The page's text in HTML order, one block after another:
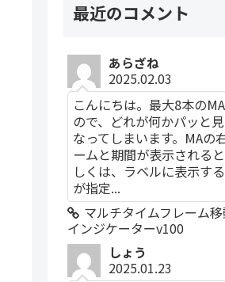
最近のコメント
あらざね
2025.02.03
こんにちは。最大8本の
ので、どれが何かパッと
なってしまいます。MAの
ームと期間が表示される
しくは、ラベルに表示す
が指定...
マルチタイムフレーム
インジケーターv100
しょう
2025.01.23